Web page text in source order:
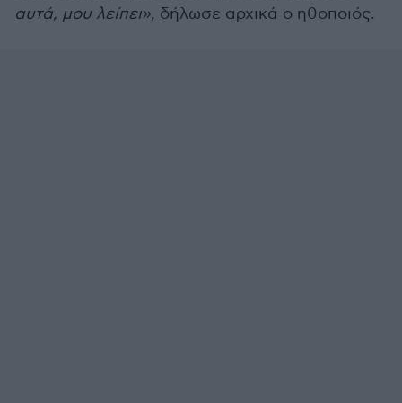
αυτά, μου λείπει», δήλωσε αρχικά ο ηθοποιός.